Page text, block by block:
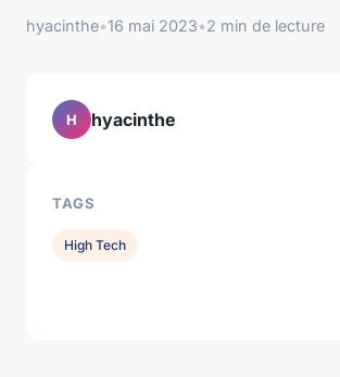
hyacinthe•16 mai 2023•2 min de lecture
H hyacinthe
TAGS
High Tech